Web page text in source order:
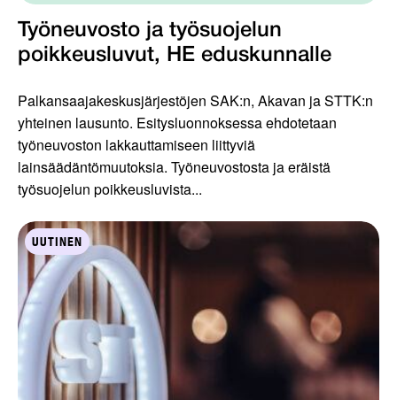
Työneuvosto ja työsuojelun
poikkeusluvut, HE eduskunnalle
Palkansaajakeskusjärjestöjen SAK:n, Akavan ja STTK:n
yhteinen lausunto. Esitysluonnoksessa ehdotetaan
työneuvoston lakkauttamiseen liittyviä
lainsäädäntömuutoksia. Työneuvostosta ja eräistä
työsuojelun poikkeusluvista...
UUTINEN